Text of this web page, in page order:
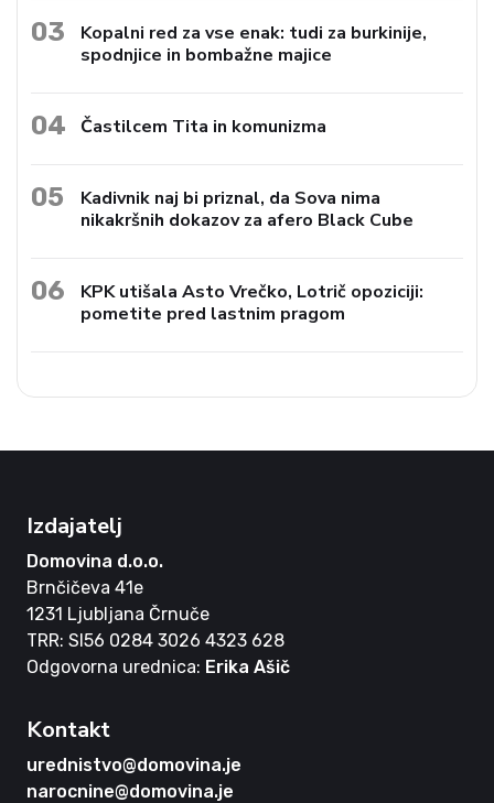
03
Kopalni red za vse enak: tudi za burkinije,
spodnjice in bombažne majice
04 Častilcem Tita in komunizma
05
Kadivnik naj bi priznal, da Sova nima
nikakršnih dokazov za afero Black Cube
06
KPK utišala Asto Vrečko, Lotrič opoziciji:
pometite pred lastnim pragom
Izdajatelj
Domovina d.o.o.
Brnčičeva 41e
1231 Ljubljana Črnuče
TRR: SI56 0284 3026 4323 628
Odgovorna urednica: Erika Ašič
Kontakt
urednistvo@domovina.je
narocnine@domovina.je